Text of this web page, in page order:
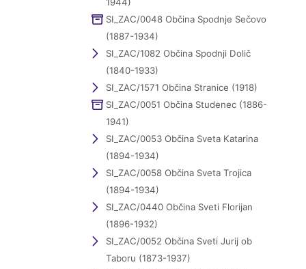
SI_ZAC/0048 Občina Spodnje Sečovo
(1887-1934)
SI_ZAC/1082 Občina Spodnji Dolič
(1840-1933)
SI_ZAC/1571 Občina Stranice (1918)
SI_ZAC/0051 Občina Studenec (1886-
1941)
SI_ZAC/0053 Občina Sveta Katarina
(1894-1934)
SI_ZAC/0058 Občina Sveta Trojica
(1894-1934)
SI_ZAC/0440 Občina Sveti Florijan
(1896-1932)
SI_ZAC/0052 Občina Sveti Jurij ob
Taboru (1873-1937)